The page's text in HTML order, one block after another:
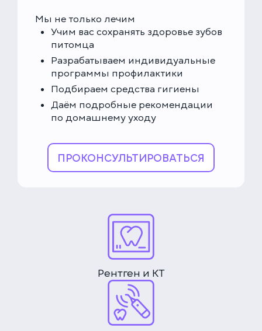
Мы не только лечим
Учим вас сохранять здоровье зубов
питомца
Разрабатываем индивидуальные
программы профилактики
Подбираем средства гигиены
Даём подробные рекомендации
по домашнему уходу
ПРОКОНСУЛЬТИРОВАТЬСЯ
Рентген и КТ